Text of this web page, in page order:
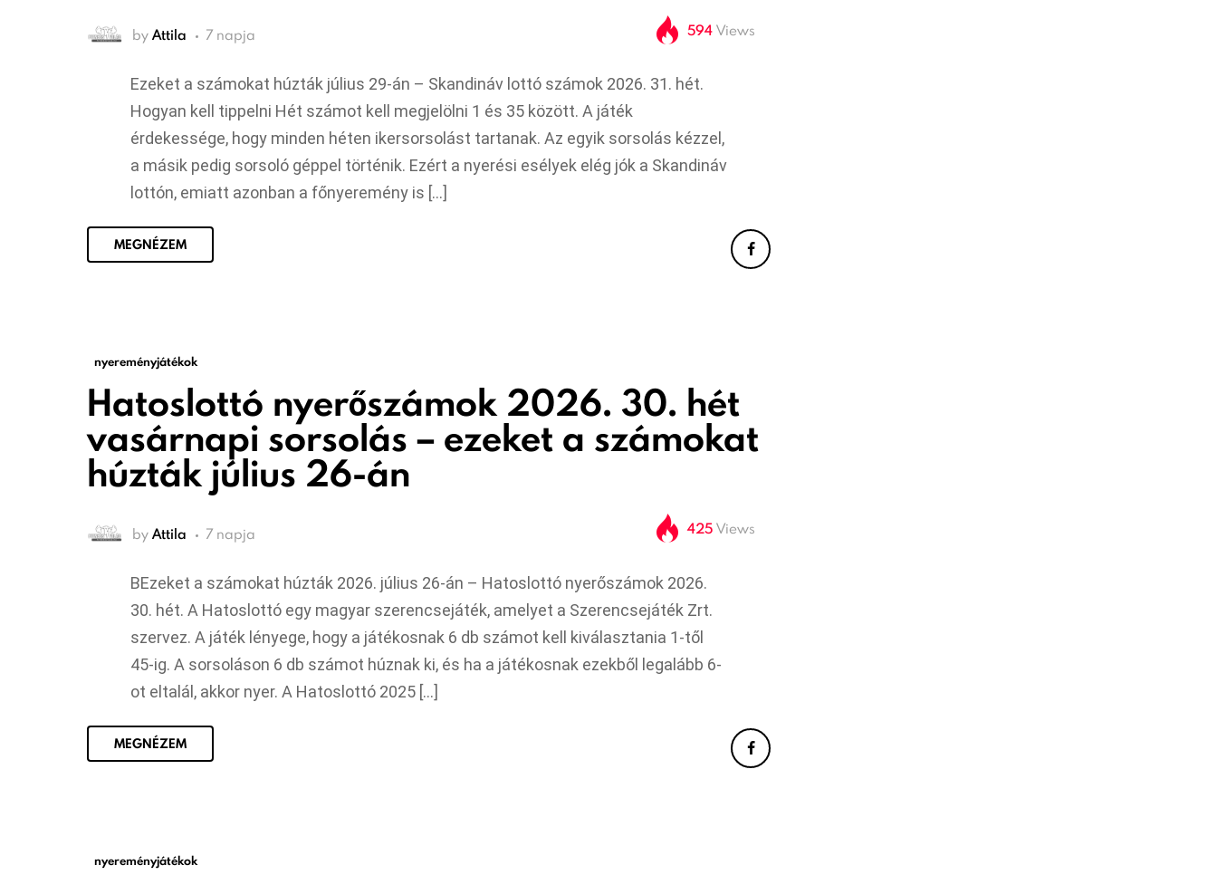
by Attila 7 napja 594 Views
Ezeket a számokat húzták július 29-án – Skandináv lottó számok 2026. 31. hét.
Hogyan kell tippelni Hét számot kell megjelölni 1 és 35 között. A játék
érdekessége, hogy minden héten ikersorsolást tartanak. Az egyik sorsolás kézzel,
a másik pedig sorsoló géppel történik. Ezért a nyerési esélyek elég jók a Skandináv
lottón, emiatt azonban a főnyeremény is […]
MEGNÉZEM
nyereményjátékok
Hatoslottó nyerőszámok 2026. 30. hét
vasárnapi sorsolás – ezeket a számokat
húzták július 26-án
by Attila 7 napja 425 Views
BEzeket a számokat húzták 2026. július 26-án – Hatoslottó nyerőszámok 2026.
30. hét. A Hatoslottó egy magyar szerencsejáték, amelyet a Szerencsejáték Zrt.
szervez. A játék lényege, hogy a játékosnak 6 db számot kell kiválasztania 1-től
45-ig. A sorsoláson 6 db számot húznak ki, és ha a játékosnak ezekből legalább 6-
ot eltalál, akkor nyer. A Hatoslottó 2025 […]
MEGNÉZEM
nyereményjátékok